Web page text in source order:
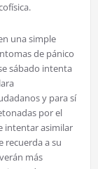
una simple
de pánico
sábado intenta
y para sí
por el
intentar asimilar
recuerda a su
más